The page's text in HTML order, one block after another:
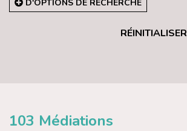
D'OPTIONS DE RECHERCHE
RÉINITIALISER
103 Médiations